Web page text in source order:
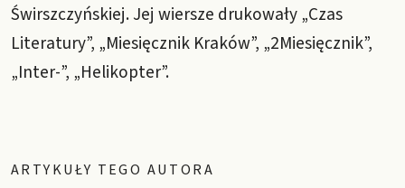
Świrszczyńskiej. Jej wiersze drukowały „Czas
Literatury”, „Miesięcznik Kraków”, „2Miesięcznik”,
„Inter-”, „Helikopter”.
ARTYKUŁY TEGO AUTORA